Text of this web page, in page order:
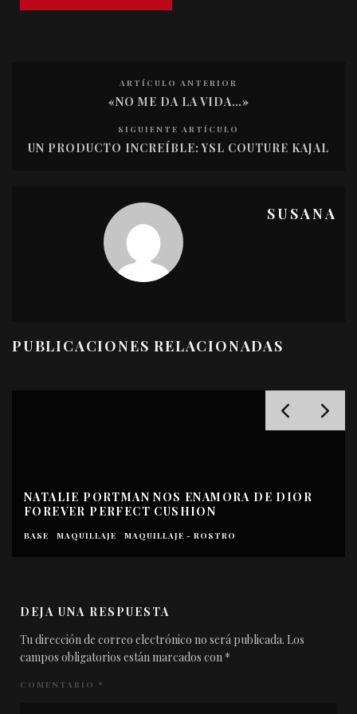
ARTÍCULO ANTERIOR
«NO ME DA LA VIDA…»
SIGUIENTE ARTÍCULO
UN PRODUCTO INCREÍBLE: YSL COUTURE KAJAL
SUSANA
PUBLICACIONES RELACIONADAS
NATALIE PORTMAN NOS ENAMORA DE DIOR
FOREVER PERFECT CUSHION
BASE MAQUILLAJE MAQUILLAJE - ROSTRO
DEJA UNA RESPUESTA
Tu dirección de correo electrónico no será publicada. Los
campos obligatorios están marcados con *
COMENTARIO *